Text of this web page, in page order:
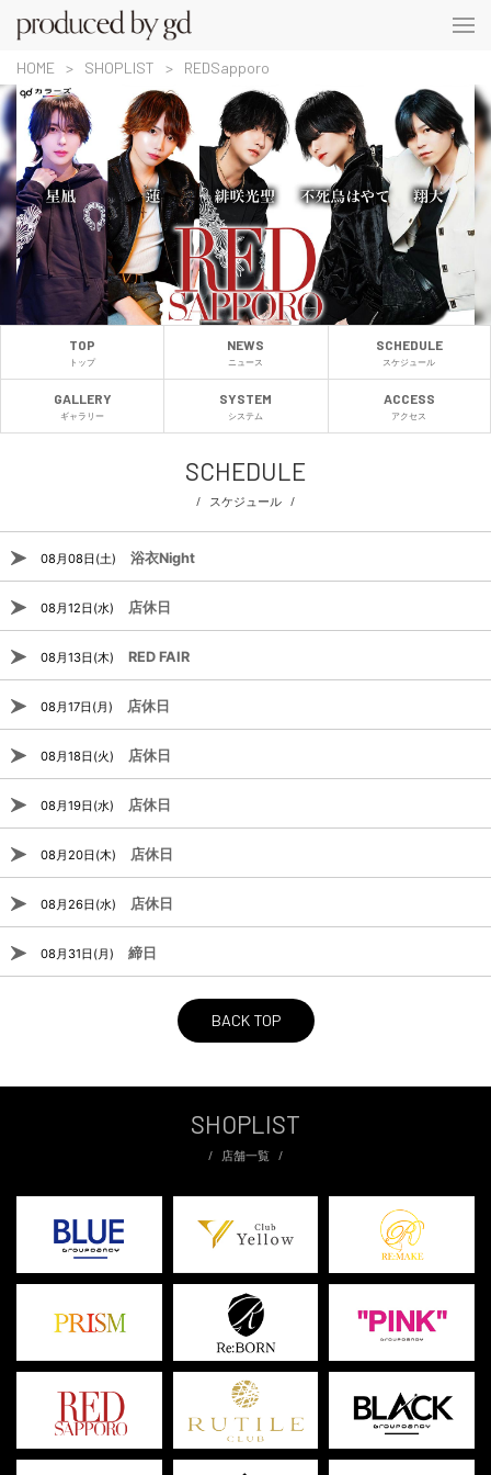
HOME SHOPLIST REDSapporo
TOP
トップ
NEWS
ニュース
SCHEDULE
スケジュール
GALLERY
ギャラリー
SYSTEM
システム
ACCESS
アクセス
SCHEDULE
スケジュール
08月08日(土) 浴衣Night
08月12日(水) 店休日
08月13日(木) RED FAIR
08月17日(月) 店休日
08月18日(火) 店休日
08月19日(水) 店休日
08月20日(木) 店休日
08月26日(水) 店休日
08月31日(月) 締日
BACK TOP
SHOPLIST
店舗一覧